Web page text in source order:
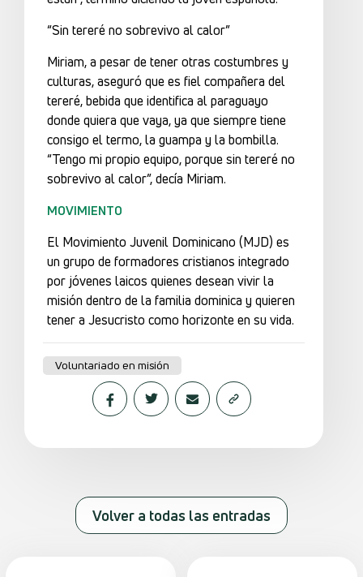
“Sin tereré no sobrevivo al calor”
Miriam, a pesar de tener otras costumbres y
culturas, aseguró que es fiel compañera del
tereré, bebida que identifica al paraguayo
donde quiera que vaya, ya que siempre tiene
consigo el termo, la guampa y la bombilla.
“Tengo mi propio equipo, porque sin tereré no
sobrevivo al calor”, decía Miriam.
MOVIMIENTO
El Movimiento Juvenil Dominicano (MJD) es
un grupo de formadores cristianos integrado
por jóvenes laicos quienes desean vivir la
misión dentro de la familia dominica y quieren
tener a Jesucristo como horizonte en su vida.
Voluntariado en misión
Volver a todas las entradas